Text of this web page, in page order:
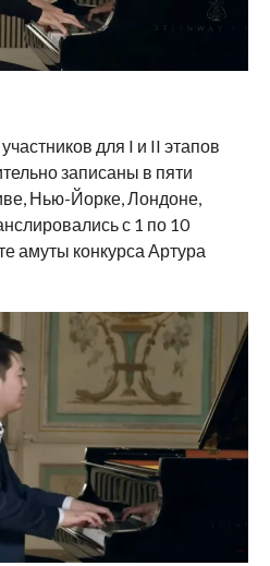
для I и II этапов
записаны в пяти
Нью-Йорке, Лондоне,
с 1 по 10
амуты конкурса Артура